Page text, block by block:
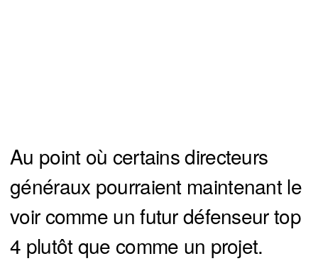
Au point où certains directeurs
généraux pourraient maintenant le
voir comme un futur défenseur top
4 plutôt que comme un projet.